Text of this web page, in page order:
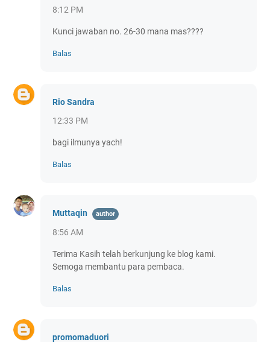
8:12 PM
Kunci jawaban no. 26-30 mana mas????
Balas
Rio Sandra
12:33 PM
bagi ilmunya yach!
Balas
Muttaqin
8:56 AM
Terima Kasih telah berkunjung ke blog kami.
Semoga membantu para pembaca.
Balas
promomaduori